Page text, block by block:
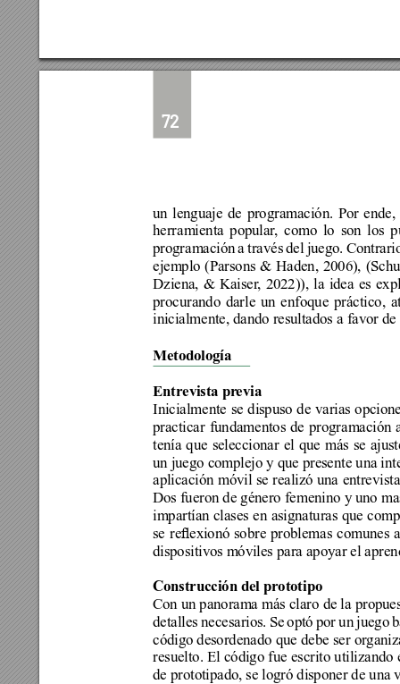
72
un lenguaje de programación. Por ende,
herramienta popular, como lo son los
programación a través del juego.
ejemplo (Parsons & Haden, 2006),
Dziena, & Kaiser, 2022)), la idea es
procurando darle un enfoque práctico,
inicialmente, dando resultados a favor de
Metodología
Entrevista previa
Inicialmente se dispuso de varias
practicar fundamentos de
tenía que seleccionar el que más se
un juego complejo y que presente una
aplicación móvil se realizó una
Dos fueron de género femenino y uno
impartían clases en asignaturas que
se reexionó sobre problemas comunes
dispositivos móviles para apoyar el
Construcción del prototipo
Con un panorama más claro de la
detalles necesarios. Se optó por un juego
código desordenado que debe ser
resuelto. El código fue escrito
de prototipado, se logró disponer de